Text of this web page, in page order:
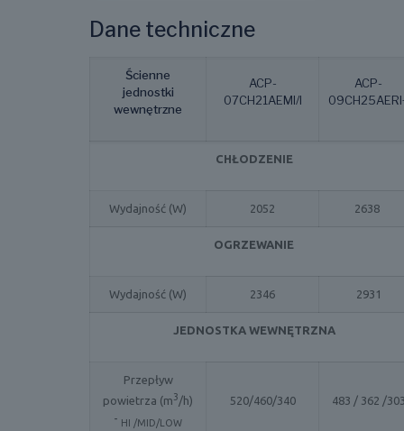
Dane techniczne
Ścienne
jednostki
wewnętrzne
ACP-
07CH21AEMI/I
ACP-
CHŁODZENIE
Wydajność (W) 2052 2638
OGRZEWANIE
Wydajność (W) 2346 2931
JEDNOSTKA WEWNĘTRZNA
Przepływ
powietrza (m3/h)
- HI /MID/LOW
520/460/340 483 / 362 /